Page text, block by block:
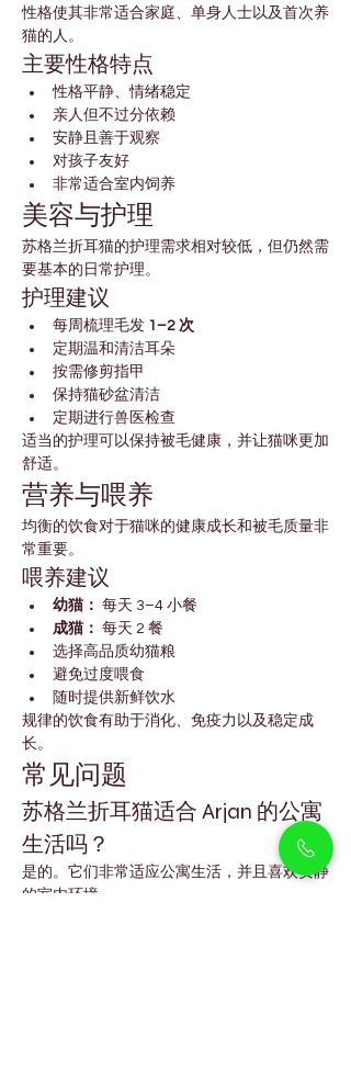
性格使其非常适合家庭、单身人士以及首次养
猫的人。
主要性格特点
性格平静、情绪稳定
亲人但不过分依赖
安静且善于观察
对孩子友好
非常适合室内饲养
美容与护理
苏格兰折耳猫的护理需求相对较低，但仍然需
要基本的日常护理。
护理建议
每周梳理毛发 1–2 次
定期温和清洁耳朵
按需修剪指甲
保持猫砂盆清洁
定期进行兽医检查
适当的护理可以保持被毛健康，并让猫咪更加
舒适。
营养与喂养
均衡的饮食对于猫咪的健康成长和被毛质量非
常重要。
喂养建议
幼猫： 每天 3–4 小餐
成猫： 每天 2 餐
选择高品质幼猫粮
避免过度喂食
随时提供新鲜饮水
规律的饮食有助于消化、免疫力以及稳定成
长。
常见问题
苏格兰折耳猫适合 Arjan 的公寓
生活吗？
是的。它们非常适应公寓生活，并且喜欢安静
的室内环境。